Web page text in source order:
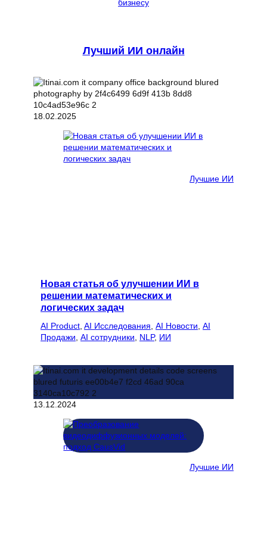
бизнесу
Лучший ИИ онлайн
18.02.2025
Лучшие ИИ
Новая статья об улучшении ИИ в
решении математических и
логических задач
AI Product AI Исследования AI Новости AI
Продажи AI сотрудники NLP, ИИ
13.12.2024
Лучшие ИИ